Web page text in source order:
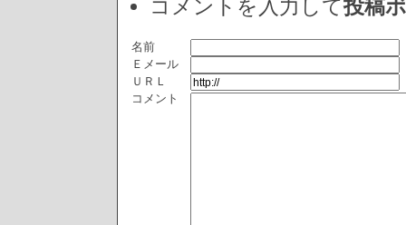
コメントを入力して投稿
名前
Ｅメール
ＵＲＬ
コメント